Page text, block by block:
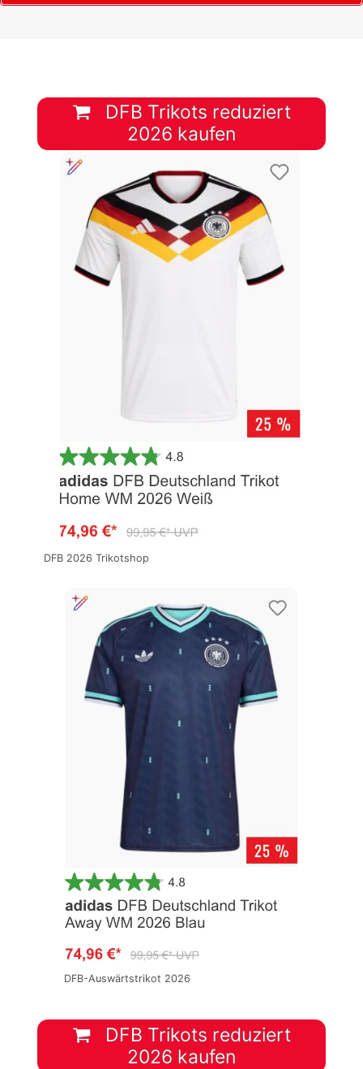
DFB Trikots reduziert
2026 kaufen
DFB 2026 Trikotshop
DFB-Auswärtstrikot 2026
DFB Trikots reduziert
2026 kaufen